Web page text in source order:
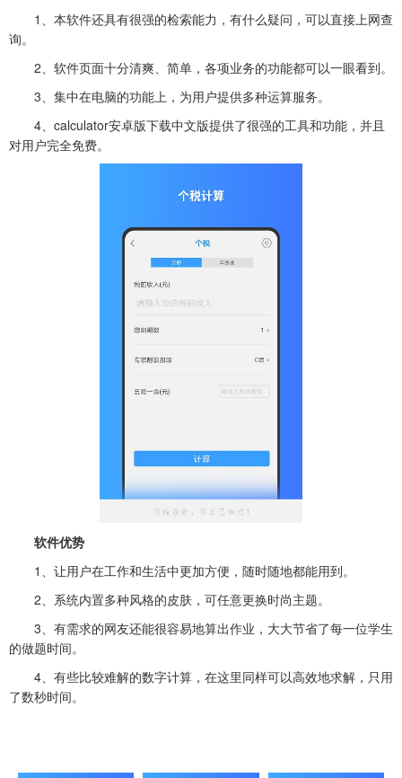
1、本软件还具有很强的检索能力，有什么疑问，可以直接上网查
询。
2、软件页面十分清爽、简单，各项业务的功能都可以一眼看到。
3、集中在电脑的功能上，为用户提供多种运算服务。
4、 calculator安卓版下载中文版提供了很强的工具和功能，并且
对用户完全免费。
软件优势
1、让用户在工作和生活中更加方便，随时随地都能用到。
2、系统内置多种风格的皮肤，可任意更换时尚主题。
3、有需求的网友还能很容易地算出作业，大大节省了每一位学生
的做题时间。
4、有些比较难解的数字计算，在这里同样可以高效地求解，只用
了数秒时间。